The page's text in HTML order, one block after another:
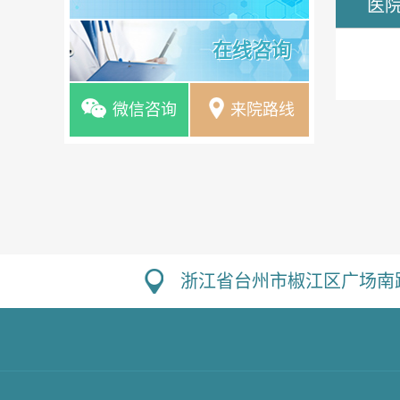
在线咨询
微信咨询 来院路线
医
浙江省台州市椒江区广场南